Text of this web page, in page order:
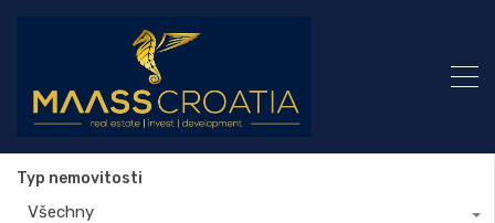
Typ nemovitosti
Všechny